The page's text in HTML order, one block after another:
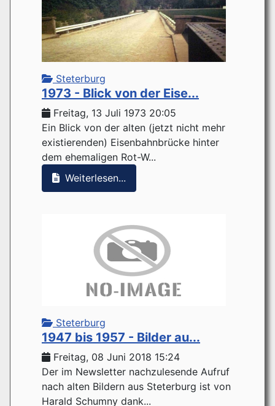
Steterburg
1973 - Blick von der Eise...
Freitag, 13 Juli 1973 20:05
Ein Blick von der alten (jetzt nicht mehr
existierenden) Eisenbahnbrücke hinter
dem ehemaligen Rot-W...
Weiterlesen...
Steterburg
1947 bis 1957 - Bilder au...
Freitag, 08 Juni 2018 15:24
Der im Newsletter nachzulesende Aufruf
nach alten Bildern aus Steterburg ist von
Harald Schumny dank...